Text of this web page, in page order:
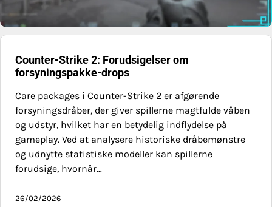
Counter-Strike 2: Forudsigelser om
forsyningspakke-drops
Care packages i Counter-Strike 2 er afgørende
forsyningsdråber, der giver spillerne magtfulde våben
og udstyr, hvilket har en betydelig indflydelse på
gameplay. Ved at analysere historiske dråbemønstre
og udnytte statistiske modeller kan spillerne
forudsige, hvornår…
26/02/2026